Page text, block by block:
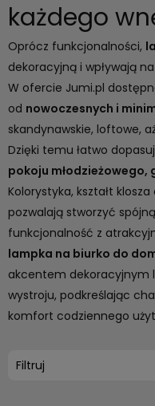
każdego
Oprócz funkcjonalności,
dekoracyjną i wpływają
W ofercie Jumi.pl
od nowoczesnych i
skandynawskie, loftowe,
Dzięki temu łatwo
pokoju młodzieżowego,
Kolorystyka, kształt
pozwalają stworzyć
funkcjonalność z
lampka na biurko do
akcentem dekoracyjnym
wystroju, podkreślając
komfort codziennego
Filtruj